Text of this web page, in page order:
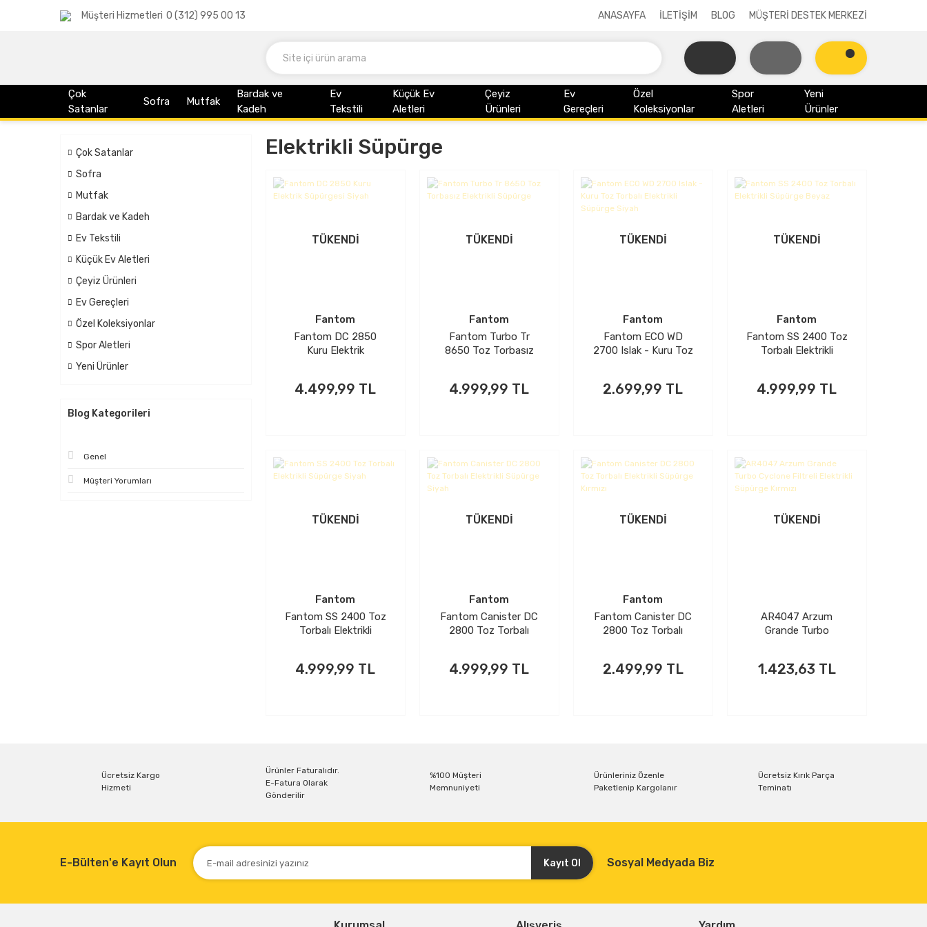
Müşteri Hizmetleri 0 (312) 995 00 13 ANASAYFA İLETİŞİM BLOG MÜŞTERİ DESTEK MERKEZİ
Çok
Satanlar
Sofra Mutfak
Bardak ve
Kadeh
Ev
Tekstili
Küçük Ev
Aletleri
Çeyiz
Ürünleri
Ev
Gereçleri
Özel
Koleksiyonlar
Spor
Aletleri
Yeni
Ürünler
Çok Satanlar
Sofra
Mutfak
Bardak ve Kadeh
Ev Tekstili
Küçük Ev Aletleri
Çeyiz Ürünleri
Ev Gereçleri
Özel Koleksiyonlar
Spor Aletleri
Yeni Ürünler
Blog Kategorileri
Genel
Müşteri Yorumları
Elektrikli Süpürge
TÜKENDİ
Fantom
Fantom DC 2850
Kuru Elektrik
4.499,99 TL
TÜKENDİ
Fantom
Fantom Turbo Tr
8650 Toz Torbasız
4.999,99 TL
TÜKENDİ
Fantom
Fantom ECO WD
2700 Islak - Kuru Toz
2.699,99 TL
TÜKENDİ
Fantom
Fantom SS 2400 Toz
Torbalı Elektrikli
4.999,99 TL
TÜKENDİ
Fantom
Fantom SS 2400 Toz
Torbalı Elektrikli
4.999,99 TL
TÜKENDİ
Fantom
Fantom Canister DC
2800 Toz Torbalı
4.999,99 TL
TÜKENDİ
Fantom
Fantom Canister DC
2800 Toz Torbalı
2.499,99 TL
TÜKENDİ
AR4047 Arzum
Grande Turbo
Kırmızı
1.423,63 TL
Ücretsiz Kargo
Hizmeti
Ürünler Faturalıdır.
E-Fatura Olarak
Gönderilir
%100 Müşteri
Memnuniyeti
Ürünleriniz Özenle
Paketlenip Kargolanır
Ücretsiz Kırık Parça
Teminatı
E-Bülten'e Kayıt Olun Kayıt Ol Sosyal Medyada Biz